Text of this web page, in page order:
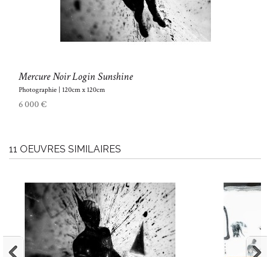
Mercure Noir Login Sunshine
Photographie | 120cm x 120cm
6 000 €
11 OEUVRES SIMILAIRES